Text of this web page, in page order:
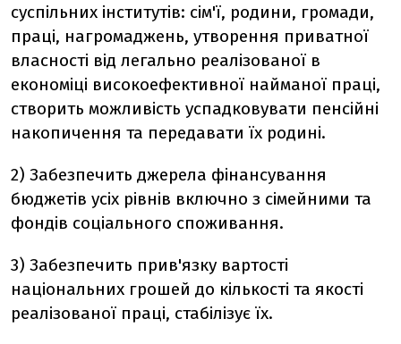
суспільних інститутів: сім'ї, родини, громади,
праці, нагромаджень, утворення приватної
власності від легально реалізованої в
економіці високоефективної найманої праці,
створить можливість успадковувати пенсійні
накопичення та передавати їх родині.
2) Забезпечить джерела фінансування
бюджетів усіх рівнів включно з сімейними та
фондів соціального споживання.
3) Забезпечить прив'язку вартості
національних грошей до кількості та якості
реалізованої праці, стабілізує їх.